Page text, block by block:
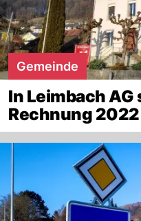
Gemeinde
In Leimbach
Rechnung